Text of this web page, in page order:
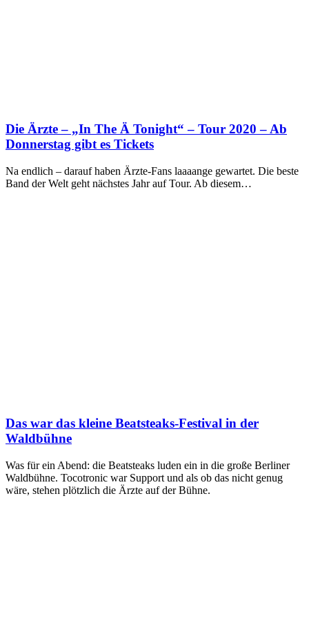
Die Ärzte – „In The Ä Tonight“ – Tour 2020 – Ab
Donnerstag gibt es Tickets
Na endlich – darauf haben Ärzte-Fans laaaange gewartet. Die beste
Band der Welt geht nächstes Jahr auf Tour. Ab diesem…
Das war das kleine Beatsteaks-Festival in der
Waldbühne
Was für ein Abend: die Beatsteaks luden ein in die große Berliner
Waldbühne. Tocotronic war Support und als ob das nicht genug
wäre, stehen plötzlich die Ärzte auf der Bühne.